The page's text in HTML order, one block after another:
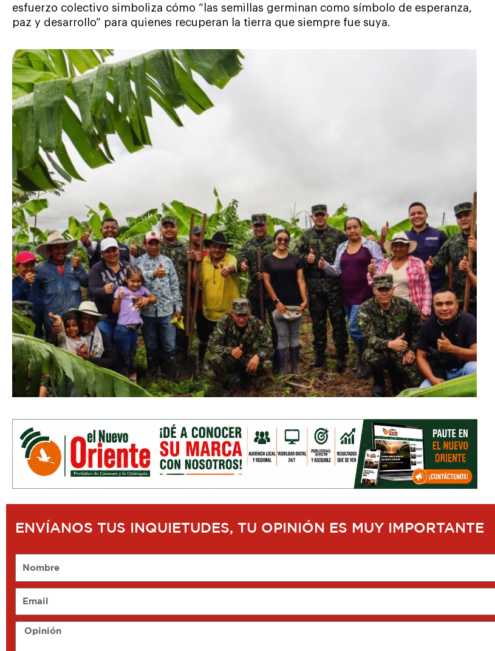
esfuerzo colectivo simboliza cómo “las semillas germinan como símbolo de esperanza,
paz y desarrollo” para quienes recuperan la tierra que siempre fue suya.
ENVÍANOS TUS INQUIETUDES, TU OPINIÓN ES MUY IMPORTANTE
Opinión